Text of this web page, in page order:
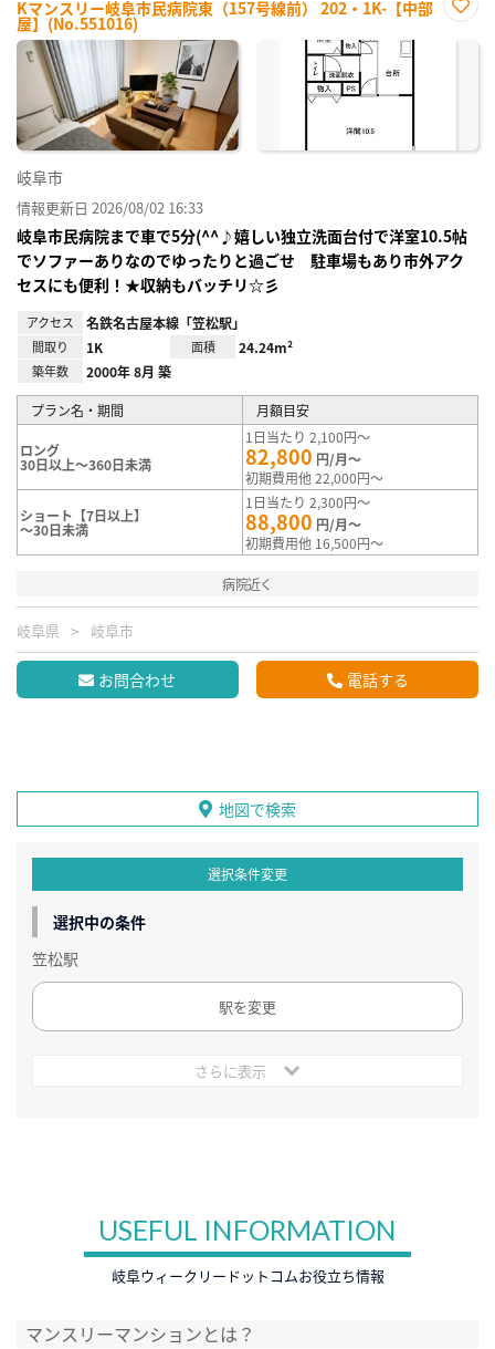
Kマンスリー岐阜市民病院東（157号線前） 202・1K-【中部
屋】(No.551016)
に入
岐阜市
情報更新日 2026/08/02 16:33
岐阜市民病院まで車で5分(^^♪嬉しい独立洗面台付で洋室10.5帖
でソファーありなのでゆったりと過ごせ 駐車場もあり市外アク
セスにも便利！★収納もバッチリ☆彡
アクセス 名鉄名古屋本線「笠松駅」
間取り 1K 面積 24.24m²
築年数 2000年 8月 築
プラン名・期間 月額目安
ロング
30日以上～360日未満
1日当たり 2,100円～
82,800 円/月～
初期費用他 22,000円～
ショート【7日以上】
～30日未満
1日当たり 2,300円～
88,800 円/月～
初期費用他 16,500円～
病院近く
岐阜県 岐阜市
お問合わせ 電話する
地図で検索
選択条件変更
選択中の条件
笠松駅
駅を変更
さらに表示
USEFUL INFORMATION
岐阜ウィークリードットコムお役立ち情報
マンスリーマンションとは？